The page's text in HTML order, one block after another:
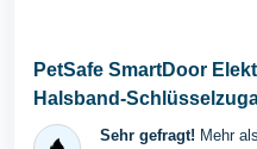
PetSafe SmartDoor
Halsband-
Modi...
Sehr gefragt! Mehr